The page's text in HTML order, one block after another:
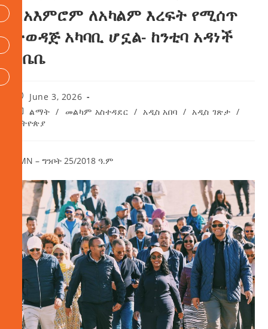
ለአእምሮም ለአካልም እረፍት የሚሰጥ
ተወዳጅ አካባቢ ሆኗል- ከንቲባ አዳነች
አቤቤ
June 3, 2026
ልማት / መልካም አስተዳደር / አዲስ አበባ / አዲስ ገጽታ /
ኢትዮጵያ
AMN – ግንቦት 25/2018 ዓ.ም